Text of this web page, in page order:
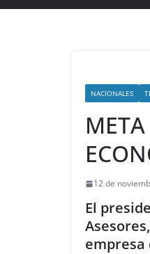
NACIONALES
12 de
El
empresa